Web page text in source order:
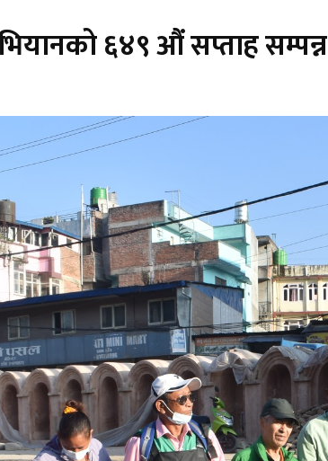
६४९ औं सप्ताह सम्पन्न